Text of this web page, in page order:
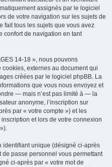
assignés par le logiciel
de votre navigation sur les sujets de
fait tous les sujets que vous avez
confort de navigation en tant
14-18 », nous pouvons
externes au document qui
créées par le logiciel phpBB. La
que vous nous envoyez et
— mais n’est pas limité à — la
anonyme, l’inscription sur
par « votre compte ») et les
et lors de votre connexion
identifiant unique (désigné ci-après
de passe personnel vous permettant
ci-après par « votre mot de